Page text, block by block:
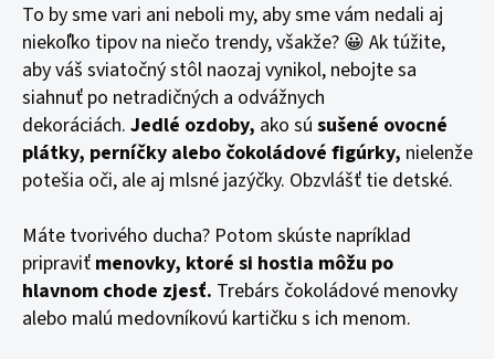
To by sme vari ani neboli my, aby sme vám nedali aj
niekoľko tipov na niečo trendy, všakže? 😀 Ak túžite,
aby váš sviatočný stôl naozaj vynikol, nebojte sa
siahnuť po netradičných a odvážnych
dekoráciách. Jedlé ozdoby, ako sú sušené ovocné
plátky, perníčky alebo čokoládové figúrky, nielenže
potešia oči, ale aj mlsné jazýčky. Obzvlášť tie detské.
Máte tvorivého ducha? Potom skúste napríklad
pripraviť menovky, ktoré si hostia môžu po
hlavnom chode zjesť. Trebárs čokoládové menovky
alebo malú medovníkovú kartičku s ich menom.